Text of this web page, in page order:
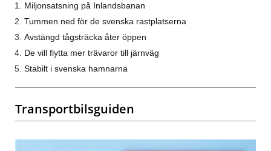
Miljonsatsning på Inlandsbanan
Tummen ned för de svenska rastplatserna
Avstängd tågsträcka åter öppen
De vill flytta mer trävaror till järnväg
Stabilt i svenska hamnarna
Transportbilsguiden